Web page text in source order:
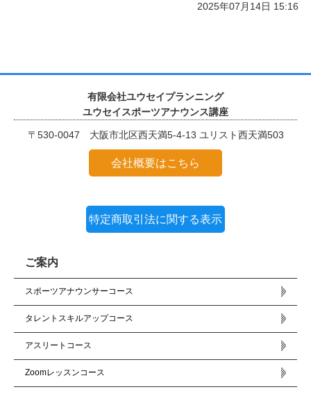
2025年07月14日 15:16
有限会社ユウセイプランニング
ユウセイスポーツアナウンス講座
〒530-0047 大阪市北区西天満5-4-13 ユリスト西天満503
会社概要はこちら
特定商取引法に関する表示
ご案内
スポーツアナウンサーコース
タレントスキルアップコース
アスリートコース
Zoomレッスンコース